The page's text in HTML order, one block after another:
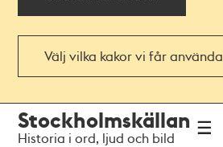
Välj vilka kakor vi får använda
navigationen
huvudinnehållet
Stockholmskällan
Historia i ord, ljud och bild